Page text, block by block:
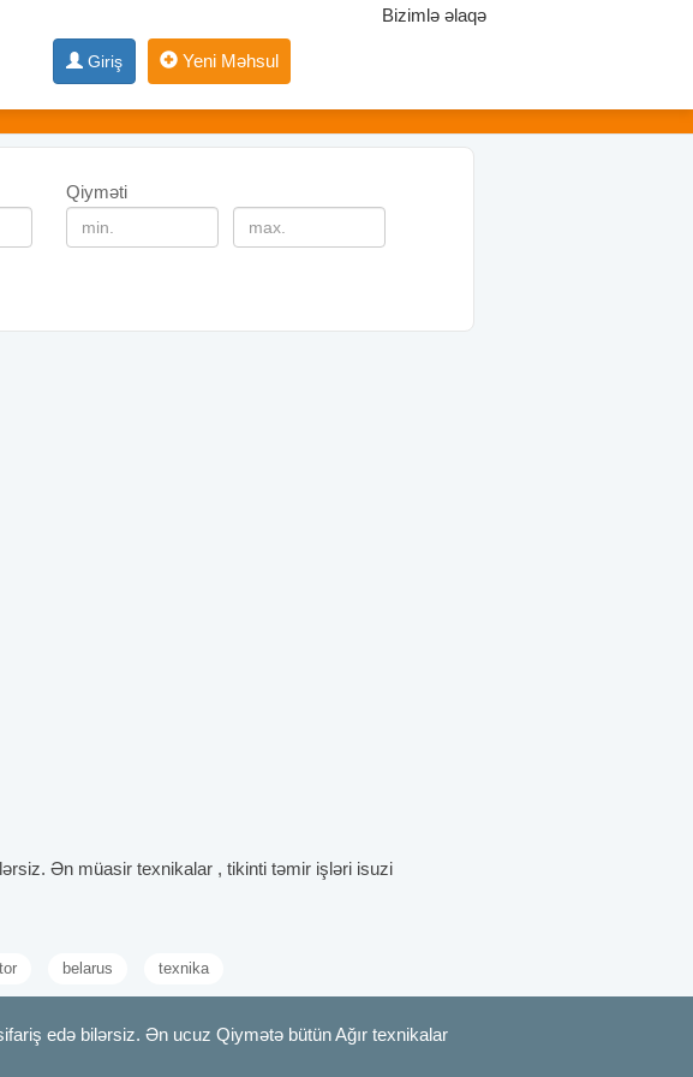
Bizimlə əlaqə
Giriş Yeni Məhsul
Qiyməti
Ən müasir texnikalar , tikinti təmir işləri isuzi
belarus texnika
edə bilərsiz. Ən ucuz Qiymətə bütün Ağır texnikalar